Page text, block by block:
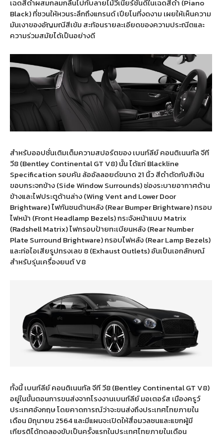
เฉดสีดำผสมกลมกลืนไปกับลายไม้วีเนียร์ชั้นดีในเฉดสีดำ (Piano
Black) ที่ชวนให้หวนระลึกถึงแกรนด์ เปียโนที่งดงาม เผยให้เห็นความ
มันเงาของอัญมณีสีเข้ม สะท้อนรายละเอียดของความประณีตและ
ความร่วมสมัยได้เป็นอย่างดี
สำหรับออปชั่นเติมเต็มความสปอร์ตของ เบนท์ลีย์ คอนติเนนทัล จีที
วี8 (Bentley Continental GT V8) นั้น ได้แก่ Blackline
Specification รอบคัน ล้ออัลลอยด์ขนาด 21 นิ้ว สีดำตัดกับสีเงิน
ขอบกระจกข้าง (Side Window Surrounds) ช่องระบายอากาศด้าน
ข้างและไฟประตูด้านล่าง (Wing Vent and Lower Door
Brightware) ไฟกันชนด้านหลัง (Rear Bumper Brightware) กรอบ
ไฟหน้า (Front Headlamp Bezels) กระจังหน้าแบบ Matrix
(Radshell Matrix) ไฟกรอบป้ายทะเบียนหลัง (Rear Number
Plate Surround Brightware) กรอบไฟหลัง (Rear Lamp Bezels)
และท่อไอเสียรูปทรงเลข 8 (Exhaust Outlets) อันเป็นเอกลักษณ์
สำหรับรุ่นเครื่องยนต์ V8
ทั้งนี้ เบนท์ลีย์ คอนติเนนทัล จีที วี8 (Bentley Continental GT V8)
อยู่ในขั้นตอนการขนส่งจากโรงงานเบนท์ลีย์ มอเตอร์ส เมืองครูว์
ประเทศอังกฤษ โดยคาดการณ์ว่าจะขนส่งถึงประเทศไทยภายใน
เดือน มิถุนายน 2564 และมีแผนจะเปิดให้สื่อมวลชนและแขกผู้มี
เกียรติได้ทดลองขับเป็นครั้งแรกในประเทศไทยภายในเดือน